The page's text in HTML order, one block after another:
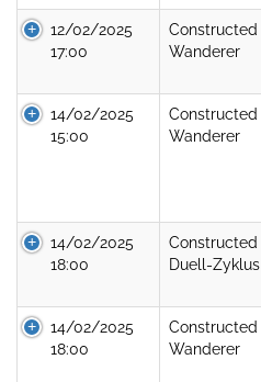
12/02/2025
17:00
Constructed
Wanderer
14/02/2025
15:00
Constructed
Wanderer
14/02/2025
18:00
Constructed
Duell-Zyklus
14/02/2025
18:00
Constructed
Wanderer